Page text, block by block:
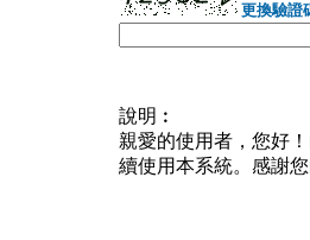
更換驗證
說明︰
親愛的使用者，您好
續使用本系統。感謝您